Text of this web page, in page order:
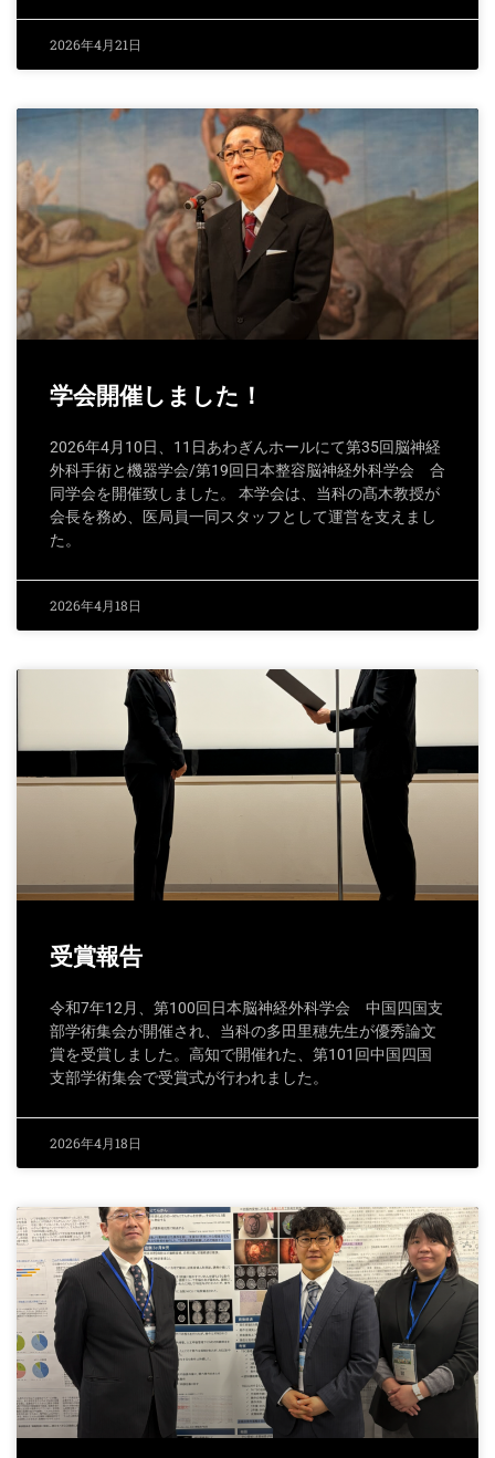
2026年4月21日
学会開催しました！
2026年4月10日、11日あわぎんホールにて第35回脳神経
外科手術と機器学会/第19回日本整容脳神経外科学会 合
同学会を開催致しました。 本学会は、当科の髙木教授が
会長を務め、医局員一同スタッフとして運営を支えまし
た。
2026年4月18日
受賞報告
令和7年12月、第100回日本脳神経外科学会 中国四国支
部学術集会が開催され、当科の多田里穂先生が優秀論文
賞を受賞しました。高知で開催れた、第101回中国四国
支部学術集会で受賞式が行われました。
2026年4月18日